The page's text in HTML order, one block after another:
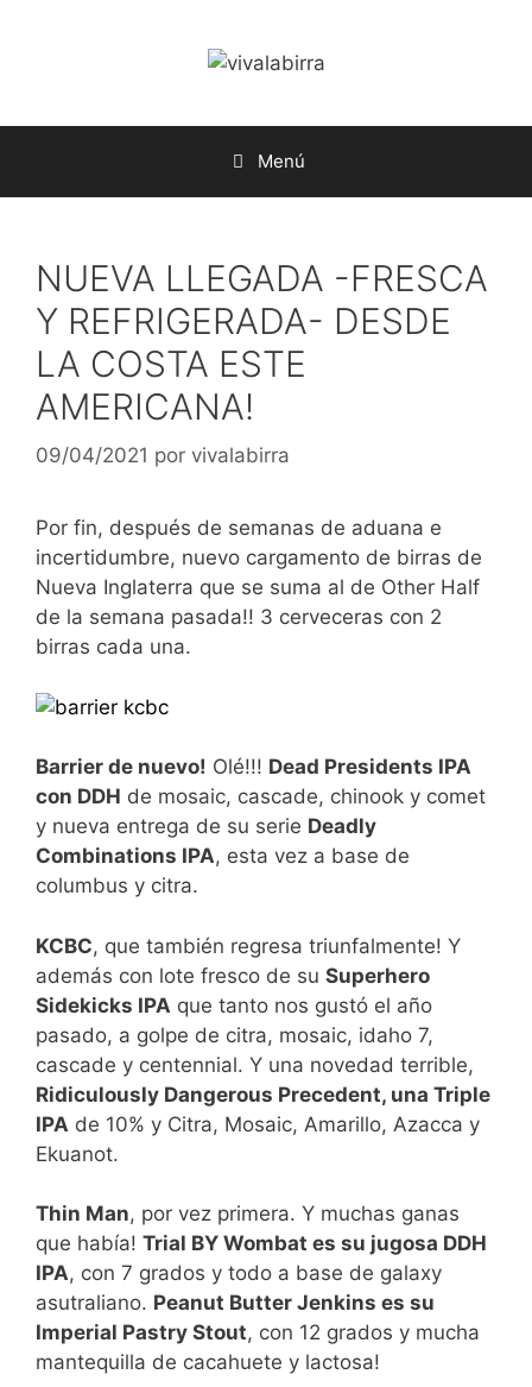
Menú
NUEVA LLEGADA -FRESCA
Y REFRIGERADA- DESDE
LA COSTA ESTE
AMERICANA!
09/04/2021 por vivalabirra
Por fin, después de semanas de aduana e
incertidumbre, nuevo cargamento de birras de
Nueva Inglaterra que se suma al de Other Half
de la semana pasada!! 3 cerveceras con 2
birras cada una.
Barrier de nuevo! Olé!!! Dead Presidents IPA
con DDH de mosaic, cascade, chinook y comet
y nueva entrega de su serie Deadly
Combinations IPA, esta vez a base de
columbus y citra.
KCBC, que también regresa triunfalmente! Y
además con lote fresco de su Superhero
Sidekicks IPA que tanto nos gustó el año
pasado, a golpe de citra, mosaic, idaho 7,
cascade y centennial. Y una novedad terrible,
Ridiculously Dangerous Precedent, una Triple
IPA de 10% y Citra, Mosaic, Amarillo, Azacca y
Ekuanot.
Thin Man, por vez primera. Y muchas ganas
que había! Trial BY Wombat es su jugosa DDH
IPA, con 7 grados y todo a base de galaxy
asutraliano. Peanut Butter Jenkins es su
Imperial Pastry Stout, con 12 grados y mucha
mantequilla de cacahuete y lactosa!